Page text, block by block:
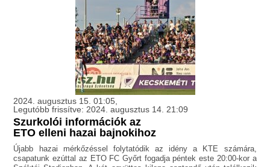
2024. augusztus 15. 01:05,
Legutóbb frissítve: 2024. augusztus 14. 21:09
Szurkolói információk az
ETO elleni hazai bajnokihoz
Újabb hazai mérkőzéssel folytatódik az idény a KTE számára,
csapatunk ezúttal az ETO FC Győrt fogadja péntek este 20:00-kor a